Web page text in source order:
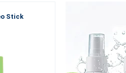
Stick